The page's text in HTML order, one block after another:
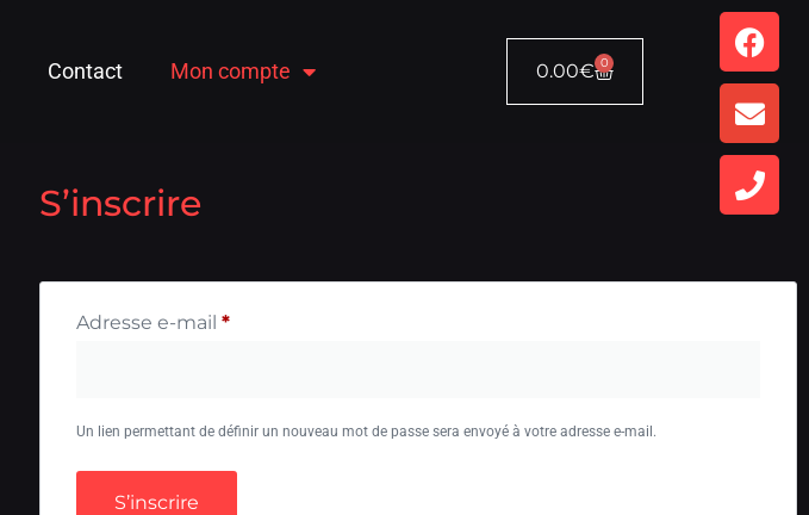
Contact Mon compte 0.00€ 0
S’inscrire
Adresse e-mail*
Un lien permettant de définir un nouveau mot de passe sera envoyé à votre adresse e-mail.
S’inscrire